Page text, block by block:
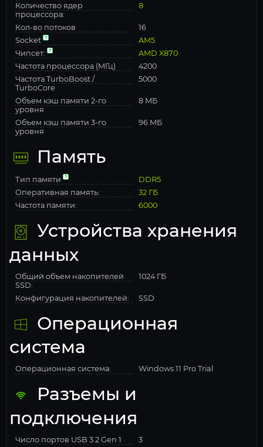
Количество ядер
процессора:
8
Кол-во потоков
16
Socket
AM5
Чипсет:
AMD X870
Частота процессора (МГц)
4200
Частота TurboBoost /
TurboCore
5000
Объем кэш памяти 2-го
уровня
8 МБ
Объем кэш памяти 3-го
уровня
96 МБ
Память
Тип памяти
DDR5
Оперативная память:
32 ГБ
Частота памяти:
6000
Устройства хранения
данных
Общий объем накопителей
SSD:
1024 ГБ
Конфигурация накопителей: SSD
Операционная
система
Операционная система: Windows 11 Pro Trial
Разъемы и
подключения
Число портов USB 3.2 Gen 1
3